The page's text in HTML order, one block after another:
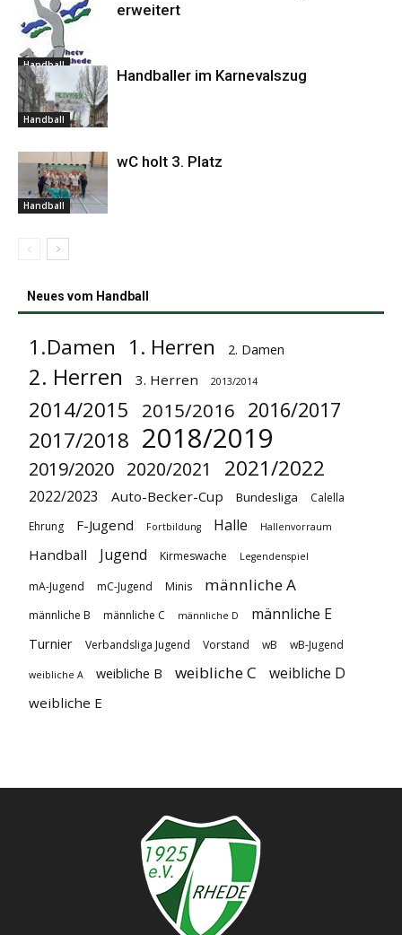
Handball
erweitert
Handball
Handballer im Karnevalszug
Handball
wC holt 3. Platz
Neues vom Handball
1.Damen 1. Herren 2. Damen
2. Herren 3. Herren 2013/2014
2014/2015 2015/2016 2016/2017
2017/2018 2018/2019
2019/2020 2020/2021 2021/2022
2022/2023 Auto-Becker-Cup Bundesliga
Calella
Ehrung
F-Jugend Fortbildung Halle Hallenvorraum
Handball Jugend Kirmeswache Legendenspiel
mA-Jugend mC-Jugend Minis männliche A
männliche B männliche C männliche D männliche E
Turnier Verbandsliga Jugend Vorstand wB wB-Jugend
weibliche A weibliche B weibliche C weibliche D
weibliche E